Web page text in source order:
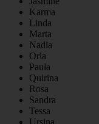
Karma
Linda
Marta
Nadia
Orla
Paula
Quirina
Rosa
Sandra
Tessa
Ursina